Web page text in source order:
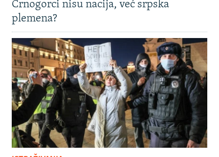
Crnogorci nisu nacija, već srpska
plemena?